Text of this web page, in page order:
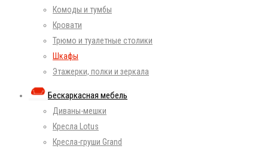
Комоды и тумбы
Кровати
Трюмо и туалетные столики
Шкафы
Этажерки, полки и зеркала
Бескаркасная мебель
Диваны-мешки
Кресла Lotus
Кресла-груши Grand